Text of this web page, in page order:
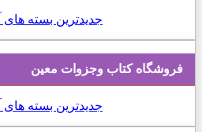
جدیدترین بسته
فروشگاه کتاب وجزوات معین
جدیدترین بسته